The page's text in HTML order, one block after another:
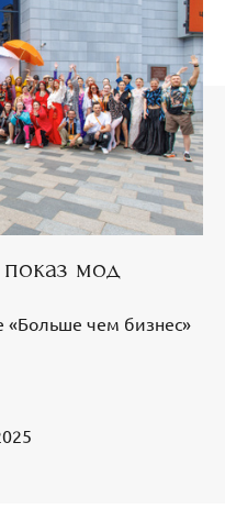
мод
чем бизнес»